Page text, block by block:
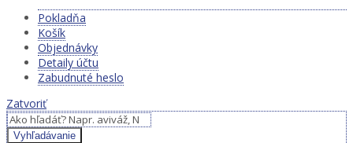
Pokladňa
Košík
Objednávky
Detaily účtu
Zabudnuté heslo
Zatvoriť
Vyhľadávanie